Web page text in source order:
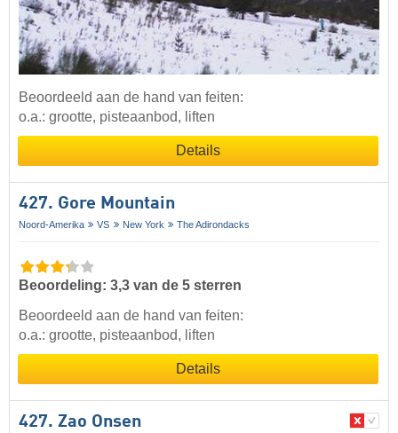
Beoordeeld aan de hand van feiten:
o.a.: grootte, pisteaanbod, liften
Details
427. Gore Mountain
Noord-Amerika VS New York The Adirondacks
Beoordeling: 3,3 van de 5 sterren
Beoordeeld aan de hand van feiten:
o.a.: grootte, pisteaanbod, liften
Details
427. Zao Onsen